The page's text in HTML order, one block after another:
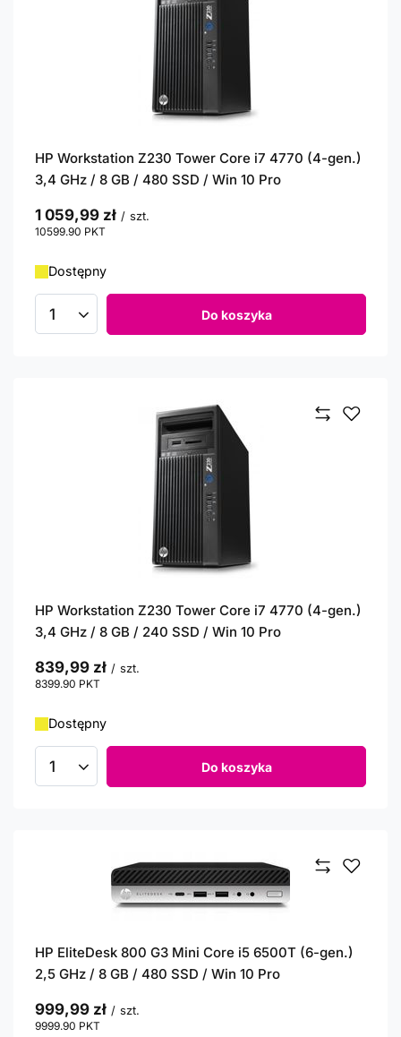
HP Workstation Z230 Tower Core i7 4770 (4-gen.)
3,4 GHz / 8 GB / 480 SSD / Win 10 Pro
1 059,99 zł / szt.
10599.90 PKT
Dostępny
Ilość produktów Do koszyka
HP Workstation Z230 Tower Core i7 4770 (4-gen.)
3,4 GHz / 8 GB / 240 SSD / Win 10 Pro
839,99 zł / szt.
8399.90 PKT
Dostępny
Ilość produktów Do koszyka
HP EliteDesk 800 G3 Mini Core i5 6500T (6-gen.)
2,5 GHz / 8 GB / 480 SSD / Win 10 Pro
999,99 zł / szt.
9999.90 PKT